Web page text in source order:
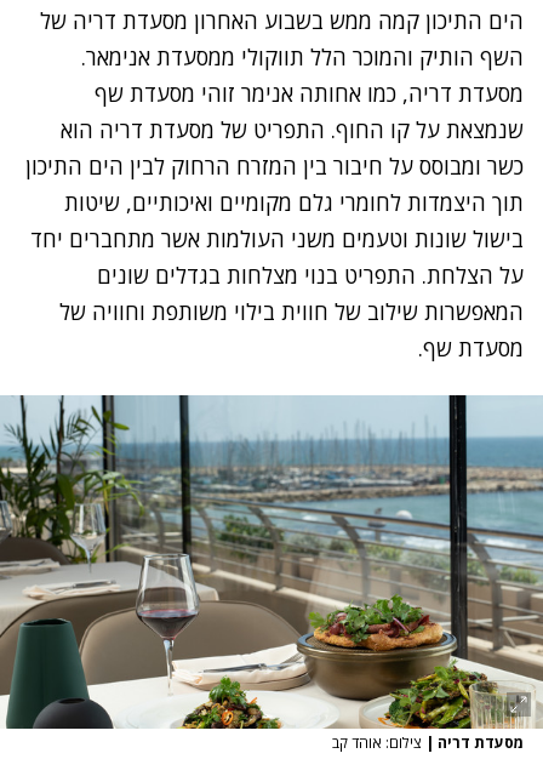
הים התיכון קמה ממש בשבוע האחרון מסעדת דריה של
השף הותיק והמוכר הלל תווקולי ממסעדת אנימאר.
מסעדת דריה, כמו אחותה אנימר זוהי מסעדת שף
שנמצאת על קו החוף. התפריט של מסעדת דריה הוא
כשר ומבוסס על חיבור בין המזרח הרחוק לבין הים התיכון
תוך היצמדות לחומרי גלם מקומיים ואיכותיים, שיטות
בישול שונות וטעמים משני העולמות אשר מתחברים יחד
על הצלחת. התפריט בנוי מצלחות בגדלים שונים
המאפשרות שילוב של חווית בילוי משותפת וחוויה של
מסעדת שף.
מסעדת דריה | צילום: אוהד קב